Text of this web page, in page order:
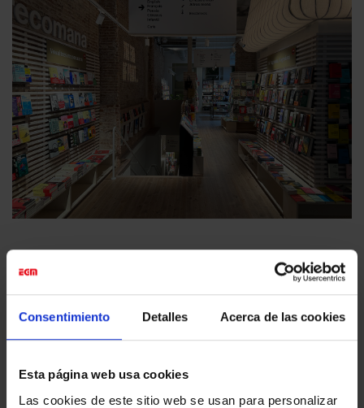
Consentimiento Detalles Acerca de las cookies
Esta página web usa cookies
Las cookies de este sitio web se usan para personalizar